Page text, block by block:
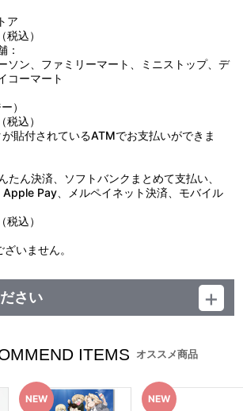
ア
込）
：
ソン、ファミリーマート、ミニストップ、デ
コーマート
）
込）
貼付されているATMでお支払いができま
ん決済、ソフトバンクまとめて支払い、
Pay、メルペイネット決済、モバイル
込）
いません。
さい
ください）】
月30日(金)より『ガールズ＆パンツァー も
！』第2幕上映劇場にて販売される商品と同
ITEMS オススメ商品